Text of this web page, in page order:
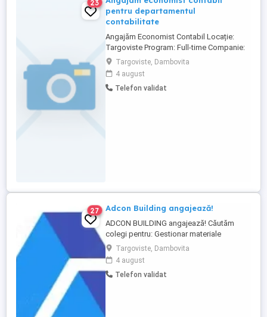
23
pentru departamentul
contabilitate
Angajăm Economist Contabil Locație:
Targoviste Program: Full-time Companie:
grupul de firme Animaland Suntem în
căutarea unui Economist Contabil dedicat
și organizat, pentru a se alătura echipei
noastre dinamice. Dacă ai experiență
Targoviste, Dambovita
4 august
Telefon validat
27 Adcon Building angajează!
ADCON BUILDING angajează! Căutăm
colegi pentru: Gestionar materiale
construcții Contabil (min. 2 ani experiență)
Tâmplar aluminiu execuție panouri riflaje
și montaj Montator riflaje Lăcătuș, Sudor,
Șofer, Montator panouri termopan,
Targoviste, Dambovita
4 august
Telefon validat